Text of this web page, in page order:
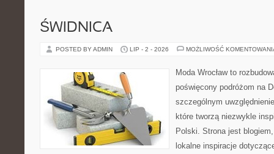
ŚWIDNICA
POSTED BY ADMIN LIP - 2 - 2026 MOŻLIWOŚĆ
Moda Wrocław to
poświęcony podróżom na
szczególnym
które tworzą niezwykle
Polski. Strona jest
lokalne inspiracje